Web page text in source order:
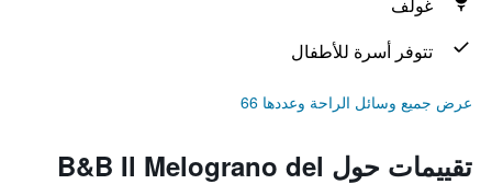
تتوفر أسرة للأطفال
عرض جميع وسائل الراحة وعددها 66
تقييمات حول B&B Il Melograno del